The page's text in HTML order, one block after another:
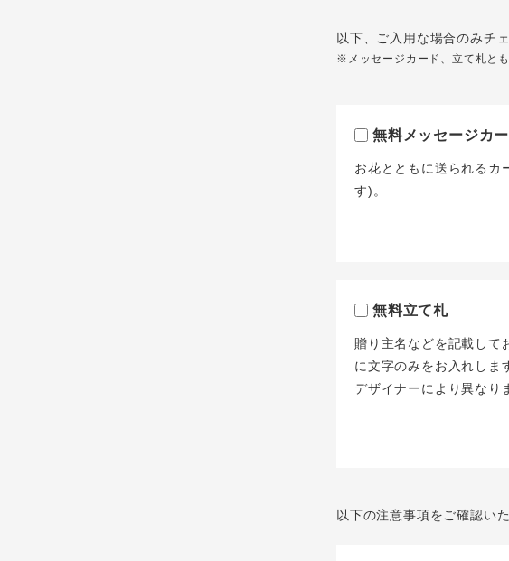
以下、ご入用な場合のみチ
※メッセージカード、立て札と
無料メッセージカ
お花とともに送られるカ
す)。
無料立て札
贈り主名などを記載して
に文字のみをお入れしま
デザイナーにより異なり
以下の注意事項をご確認い